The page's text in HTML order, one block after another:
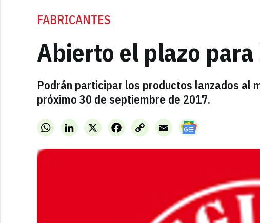
FABRICANTES
Abierto el plazo
Podrán participar los productos lanzados al
próximo 30 de septiembre de 2017.
WhatsAppLinkedInX FacebookCopy
Link
Email